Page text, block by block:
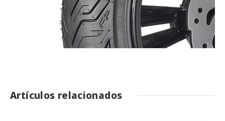
Artículos relacionados